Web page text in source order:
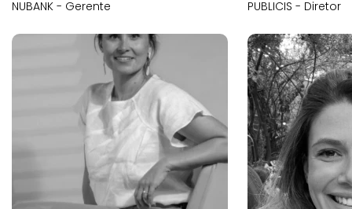
NUBANK - Gerente PUBLICIS - Diretor